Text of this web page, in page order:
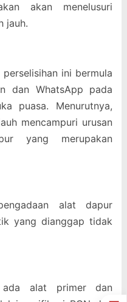
akan menelusuri
jauh.
ini bermula
dan WhatsApp pada
puasa. Menurutnya,
mencampuri urusan
yang merupakan
alat dapur
yang dianggap tidak
ada alat primer dan